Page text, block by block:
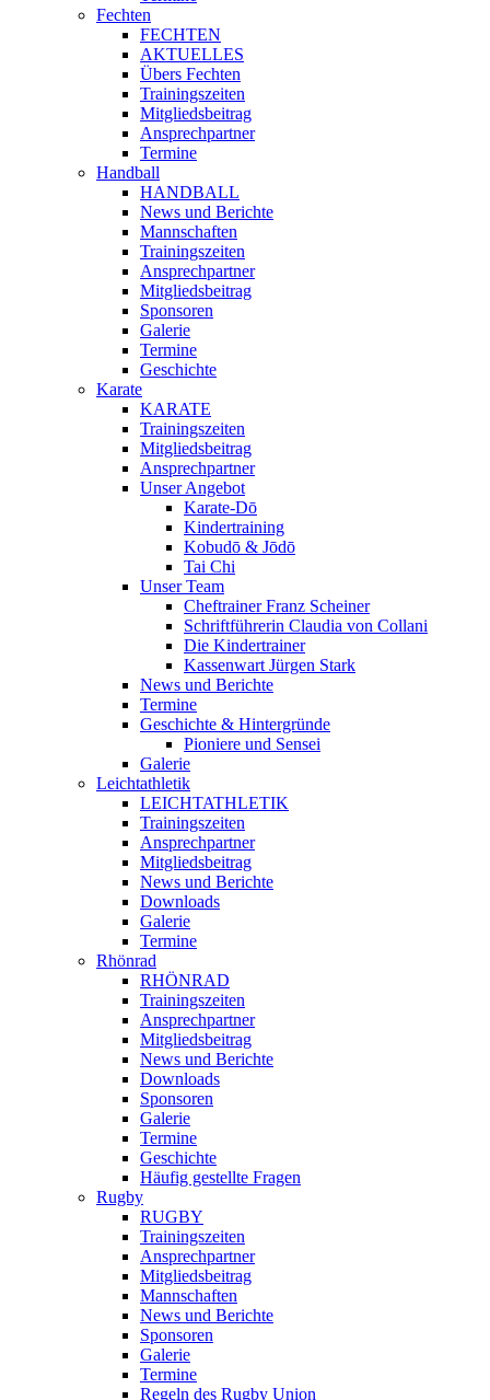
Fechten
FECHTEN
AKTUELLES
Übers Fechten
Trainingszeiten
Mitgliedsbeitrag
Ansprechpartner
Termine
Handball
HANDBALL
News und Berichte
Mannschaften
Trainingszeiten
Ansprechpartner
Mitgliedsbeitrag
Sponsoren
Galerie
Termine
Geschichte
Karate
KARATE
Trainingszeiten
Mitgliedsbeitrag
Ansprechpartner
Unser Angebot
Karate-Dō
Kindertraining
Kobudō & Jōdō
Tai Chi
Unser Team
Cheftrainer Franz Scheiner
Schriftführerin Claudia von Collani
Die Kindertrainer
Kassenwart Jürgen Stark
News und Berichte
Termine
Geschichte & Hintergründe
Pioniere und Sensei
Galerie
Leichtathletik
LEICHTATHLETIK
Trainingszeiten
Ansprechpartner
Mitgliedsbeitrag
News und Berichte
Downloads
Galerie
Termine
Rhönrad
RHÖNRAD
Trainingszeiten
Ansprechpartner
Mitgliedsbeitrag
News und Berichte
Downloads
Sponsoren
Galerie
Termine
Geschichte
Häufig gestellte Fragen
Rugby
RUGBY
Trainingszeiten
Ansprechpartner
Mitgliedsbeitrag
Mannschaften
News und Berichte
Sponsoren
Galerie
Termine
Regeln des Rugby Union